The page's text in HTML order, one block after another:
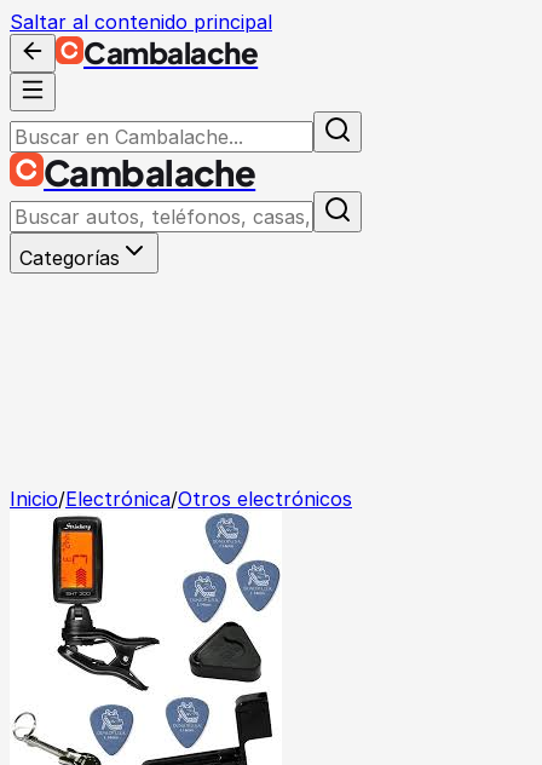
Saltar al contenido principal
Cambalache
Cambalache
Categorías
Inicio/Electrónica/Otros electrónicos